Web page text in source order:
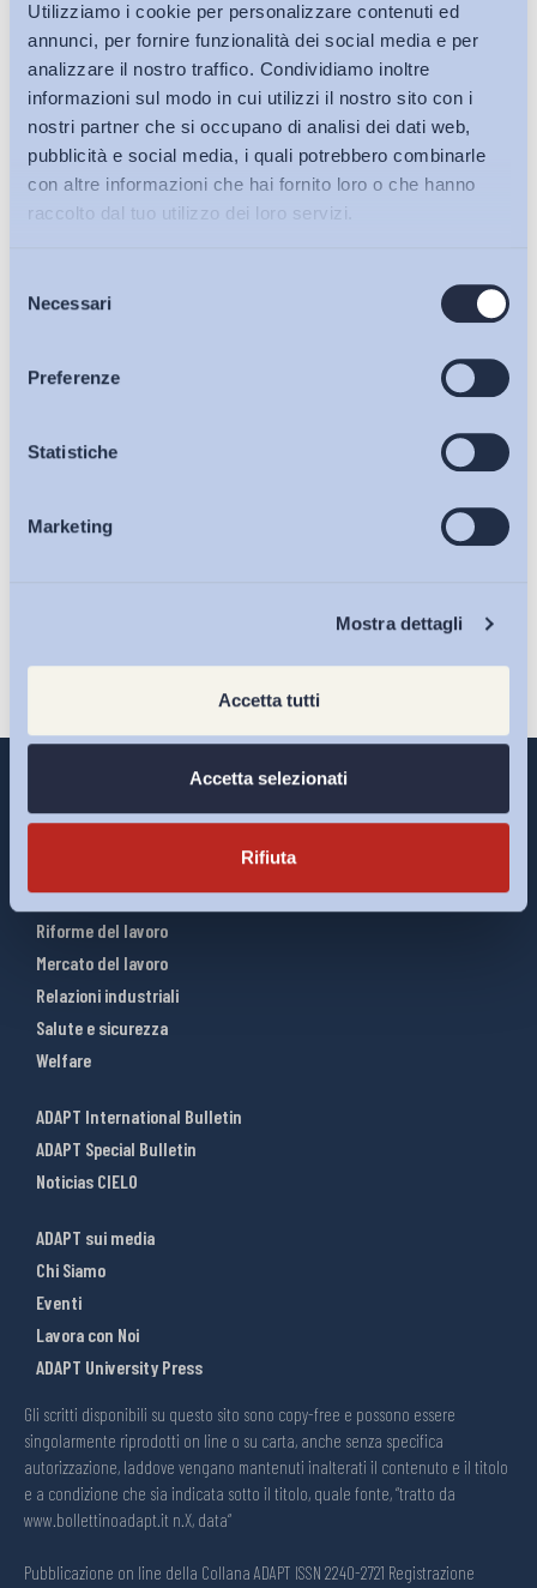
Utilizziamo i cookie per personalizzare contenuti ed
annunci, per fornire funzionalità dei social media e per
analizzare il nostro traffico. Condividiamo inoltre
informazioni sul modo in cui utilizzi il nostro sito con i
nostri partner che si occupano di analisi dei dati web,
pubblicità e social media, i quali potrebbero combinarle
con altre informazioni che hai fornito loro o che hanno
raccolto dal tuo utilizzo dei loro servizi.
delNecessari
Preferenze
Statistiche
Marketing
Mostra dettagli
Accetta tutti
Accetta selezionati
Rifiuta
Bollettini ADAPT
Articoli
Osservatori
Eventi
sulla pagina della
Infografiche
Riforme del lavoro
Mercato del lavoro
Relazioni industriali
Salute e sicurezza
Welfare
ADAPT International Bulletin
ADAPT Special Bulletin
Noticias CIELO
ADAPT sui media
Chi Siamo
Eventi
Lavora con Noi
ADAPT University Press
Gli scritti disponibili su questo sito sono copy-free e possono essere
singolarmente riprodotti on line o su carta, anche senza specifica
autorizzazione, laddove vengano mantenuti inalterati il contenuto e il titolo
e a condizione che sia indicata sotto il titolo, quale fonte, “tratto da
www.bollettinoadapt.it n.X, data“
Pubblicazione on line della Collana ADAPT ISSN 2240-2721 Registrazione